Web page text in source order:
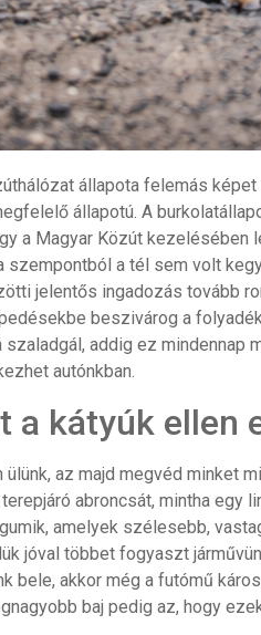
állapota felemás
állapotú. A
a Magyar Közút
szempontból a tél sem volt
jelentős ingadozás tovább
beszivárog a
addig ez mindennap
autónkban.
kátyúk ellen
az majd megvéd
abroncsát, mintha
amelyek szélesebb,
jóval többet fogyaszt
bele, akkor még a futómű
baj pedig az, hogy